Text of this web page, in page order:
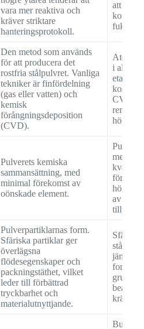
vara mer reaktiva och
kräver striktare
hanteringsprotokoll.
att
Den metod som används
för att producera det
rostfria stålpulvret. Vanliga
tekniker är finfördelning
(gas eller vatten) och
kemisk
förångningsdeposition
(CVD).
i
CVD
renare
högre
Pulverets kemiska
sammansättning, med
minimal förekomst av
oönskade element.
Pulver
med
kväve
högre
av
Pulverpartiklarnas form.
Sfäriska partiklar ger
överlägsna
flödesegenskaper och
packningstäthet, vilket
leder till förbättrad
tryckbarhet och
materialutnyttjande.
stål är i
jämfört
grund
krävs.